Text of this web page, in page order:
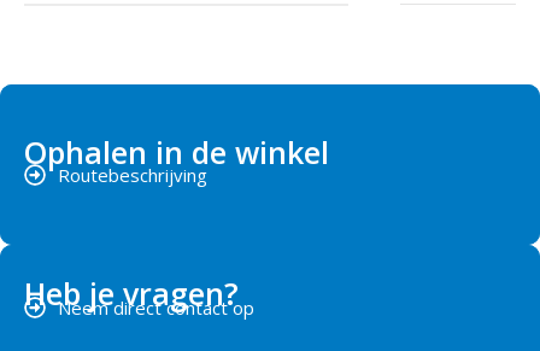
Ophalen in de winkel
Routebeschrijving
Heb je vragen?
Neem direct contact op